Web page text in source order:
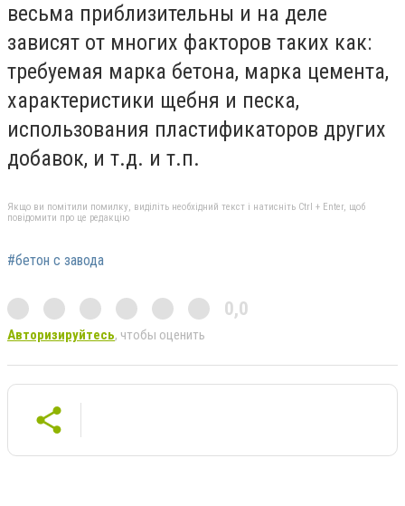
весьма приблизительны и на деле
зависят от многих факторов таких как:
требуемая марка бетона, марка цемента,
характеристики щебня и песка,
использования пластификаторов других
добавок, и т.д. и т.п.
Якщо ви помітили помилку, виділіть необхідний текст і натисніть Ctrl + Enter, щоб
повідомити про це редакцію
#бетон с завода
0,0
Авторизируйтесь, чтобы оценить